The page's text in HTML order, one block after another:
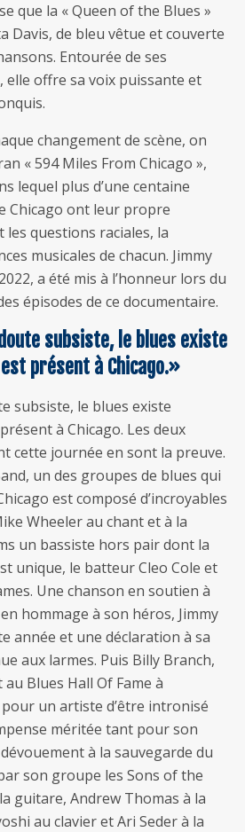
que la « Queen of the Blues »
Davis, de bleu vêtue et couverte
Entourée de ses
elle offre sa voix puissante et
changement de scène, on
« 594 Miles From Chicago »,
lequel plus d’une centaine
Chicago ont leur propre
les questions raciales, la
musicales de chacun. Jimmy
a été mis à l’honneur lors du
épisodes de ce documentaire.
subsiste, le blues existe
présent à Chicago.»
subsiste, le blues existe
à Chicago. Les deux
cette journée en sont la preuve.
un des groupes de blues qui
est composé d’incroyables
Wheeler au chant et à la
un bassiste hors pair dont la
unique, le batteur Cleo Cole et
Une chanson en soutien à
hommage à son héros, Jimmy
année et une déclaration à sa
aux larmes. Puis Billy Branch,
Blues Hall Of Fame à
un artiste d’être intronisé
méritée tant pour son
à la sauvegarde du
son groupe les Sons of the
guitare, Andrew Thomas à la
au clavier et Ari Seder à la